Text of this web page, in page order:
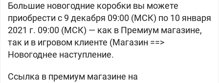
Большие новогодние коробки вы можете
приобрести с 9 декабря 09:00 (МСК) по 10 января
2021 г. 09:00 (МСК) — как в Премиум магазине,
так и в игровом клиенте (Магазин ==>
Новогоднее наступление.
Ссылка в премиум магазине на